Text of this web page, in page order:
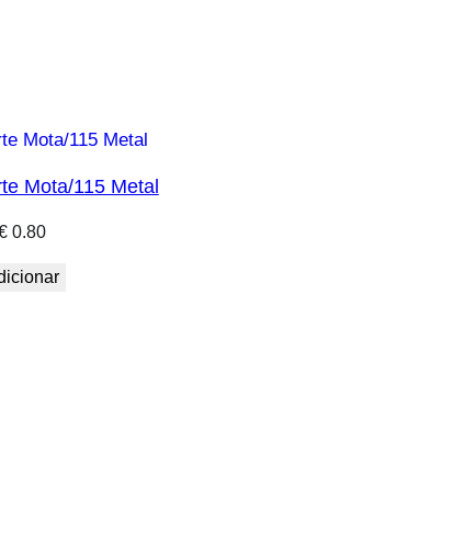
Mota/115 Metal
0.80